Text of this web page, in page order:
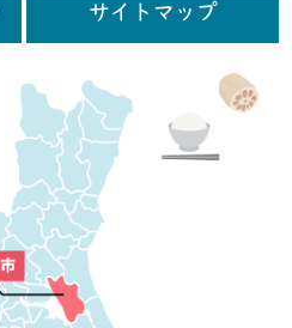
サイトマップ